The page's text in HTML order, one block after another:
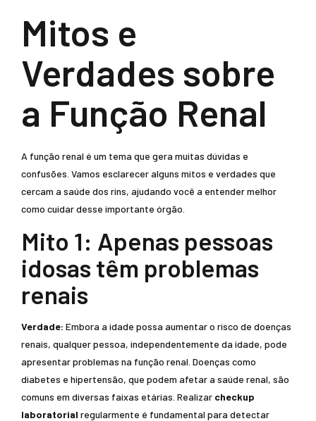
Mitos e
Verdades sobre
a Função Renal
A função renal é um tema que gera muitas dúvidas e
confusões. Vamos esclarecer alguns mitos e verdades que
cercam a saúde dos rins, ajudando você a entender melhor
como cuidar desse importante órgão.
Mito 1: Apenas pessoas
idosas têm problemas
renais
Verdade: Embora a idade possa aumentar o risco de doenças
renais, qualquer pessoa, independentemente da idade, pode
apresentar problemas na função renal. Doenças como
diabetes e hipertensão, que podem afetar a saúde renal, são
comuns em diversas faixas etárias. Realizar checkup
laboratorial regularmente é fundamental para detectar